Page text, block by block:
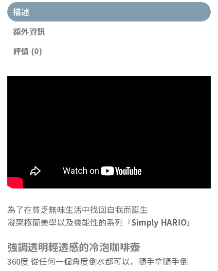
描述
額外資訊
評價 (0)
為了在貧乏無味生活中找回自我而誕生
凝聚極簡美學以及機能性的系列『Simply HARIO』
強調透明輕透感的冷泡咖啡壺
360度 從任何一個角度倒水都可以，隨手拿隨手倒